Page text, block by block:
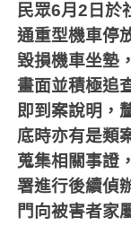
民眾6月2日於
通重型機車停
毀損機車坐墊
畫面並積極追
即到案說明，
底時亦有是類
蒐集相關事證
署進行後續偵
門向被害者家